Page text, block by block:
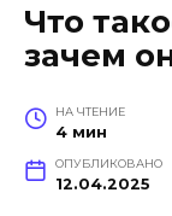
Что
зачем
НА ЧТЕНИЕ
4 мин
ОПУБЛИКОВАНО
12.04.2025